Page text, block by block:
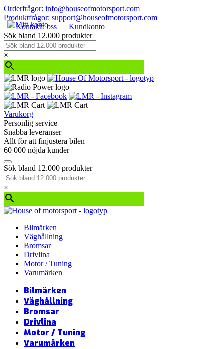
Orderfrågor: info@houseofmotorsport.com
Produktfrågor: support@houseofmotorsport.com
Kontakta oss
Kundkonto
Sök bland 12.000 produkter
×
Varukorg
Personlig service
Snabba leveranser
Allt för att finjustera bilen
60 000 nöjda kunder
Sök bland 12.000 produkter
×
Bilmärken
Väghållning
Bromsar
Drivlina
Motor / Tuning
Varumärken
Bilmärken
Väghållning
Bromsar
Drivlina
Motor / Tuning
Varumärken